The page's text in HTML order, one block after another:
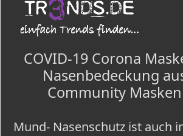
COVID-19 Corona
Nasenbedeckung
Community Masken
Mund- Nasenschutz ist auch